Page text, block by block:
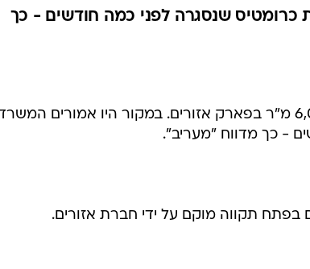
שנסגרה לפני כמה חודשים - כך
חברת אנאוויס תשכור ב-40 מיליון שקל 6,000 מ"ר בפארק אזורים. במקור היו אמורים
- כך מדווח "מעריב".